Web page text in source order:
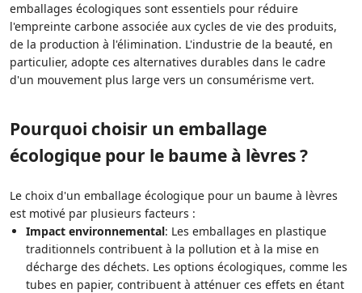
emballages écologiques sont essentiels pour réduire
l'empreinte carbone associée aux cycles de vie des produits,
de la production à l'élimination. L'industrie de la beauté, en
particulier, adopte ces alternatives durables dans le cadre
d'un mouvement plus large vers un consumérisme vert.
Pourquoi choisir un emballage
écologique pour le baume à lèvres ?
Le choix d'un emballage écologique pour un baume à lèvres
est motivé par plusieurs facteurs :
Impact environnemental: Les emballages en plastique
traditionnels contribuent à la pollution et à la mise en
décharge des déchets. Les options écologiques, comme les
tubes en papier, contribuent à atténuer ces effets en étant